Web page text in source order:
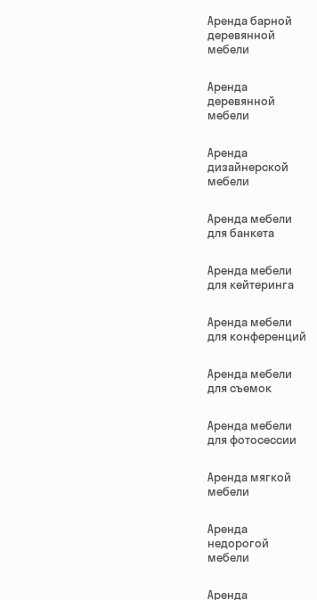
Аренда барной
деревянной
мебели
Аренда
деревянной
мебели
Аренда
дизайнерской
мебели
Аренда мебели
для банкета
Аренда мебели
для кейтеринга
Аренда мебели
для конференций
Аренда мебели
для съемок
Аренда мебели
для фотосессии
Аренда мягкой
мебели
Аренда
недорогой
мебели
Аренда